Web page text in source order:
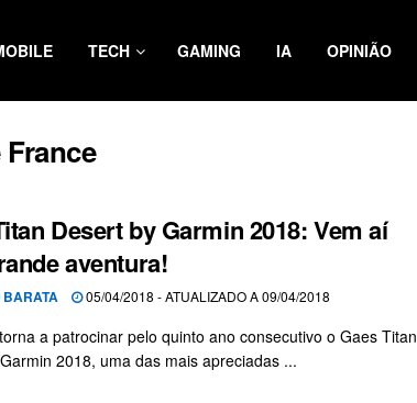
TECH GAMING IA OPINIÃO
Desert by Garmin 2018: Vem aí
aventura!
BARATA 05/04/2018 - ATUALIZADO A 09/04/2018
a patrocinar pelo quinto ano consecutivo o Gaes Titan
2018, uma das mais apreciadas ...